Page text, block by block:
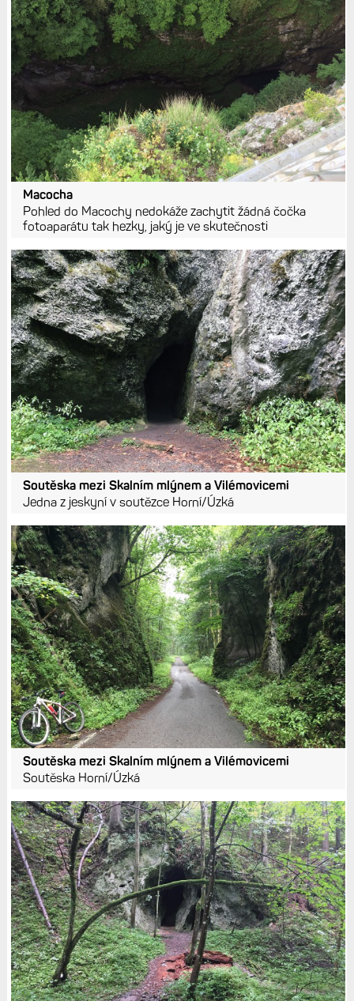
Macocha
Pohled do Macochy nedokáže zachytit žádná čočka
fotoaparátu tak hezky, jaký je ve skutečnosti
Soutěska mezi Skalním mlýnem a Vilémovicemi
Jedna z jeskyní v soutězce Horní/Úzká
Soutěska mezi Skalním mlýnem a Vilémovicemi
Soutěska Horní/Úzká